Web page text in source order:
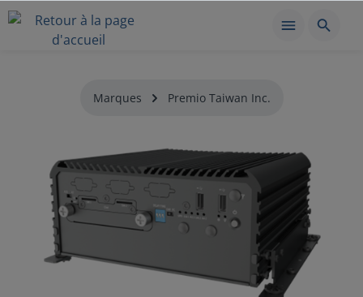
Marques Premio Taiwan Inc.